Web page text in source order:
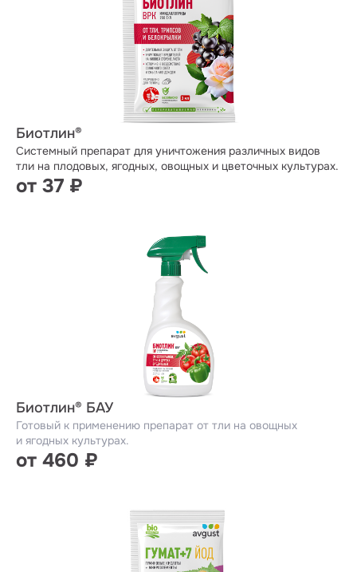
Биотлин®
Системный препарат для уничтожения различных видов
тли на плодовых, ягодных, овощных и цветочных культурах.
от 37 ₽
Биотлин® БАУ
Готовый к применению препарат от тли на овощных
и ягодных культурах.
от 460 ₽